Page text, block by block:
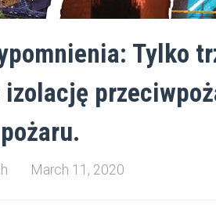
Tylko
izolację
March 11, 2020